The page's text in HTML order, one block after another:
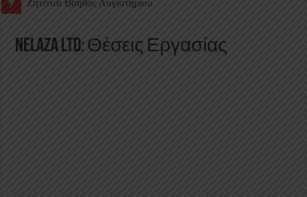
Ζητείται Υπάλληλος για γέμισμα και ανεφοδιασμό αυτόματων
Nelaza Ltd: Θέσεις Εργασίας